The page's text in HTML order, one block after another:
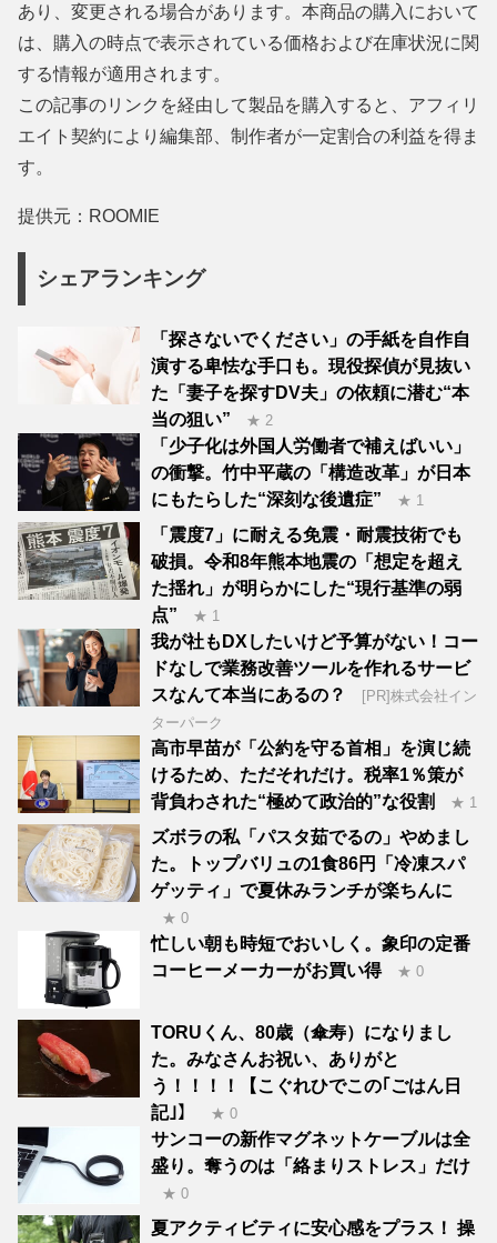
あり、変更される場合があります。本商品の購入において
は、購入の時点で表示されている価格および在庫状況に関
する情報が適用されます。
この記事のリンクを経由して製品を購入すると、アフィリ
エイト契約により編集部、制作者が一定割合の利益を得ま
す。
提供元：ROOMIE
シェアランキング
「探さないでください」の手紙を自作自
演する卑怯な手口も。現役探偵が見抜い
た「妻子を探すDV夫」の依頼に潜む“本
当の狙い”
★ 2
「少子化は外国人労働者で補えばいい」
の衝撃。竹中平蔵の「構造改革」が日本
にもたらした“深刻な後遺症”
★ 1
「震度7」に耐える免震・耐震技術でも
破損。令和8年熊本地震の「想定を超え
た揺れ」が明らかにした“現行基準の弱
点”
★ 1
我が社もDXしたいけど予算がない！コー
ドなしで業務改善ツールを作れるサービ
スなんて本当にあるの？
[PR]株式会社イン
ターパーク
高市早苗が「公約を守る首相」を演じ続
けるため、ただそれだけ。税率1％策が
背負わされた“極めて政治的”な役割
★ 1
ズボラの私「パスタ茹でるの」やめまし
た。トップバリュの1食86円「冷凍スパ
ゲッティ」で夏休みランチが楽ちんに
★ 0
忙しい朝も時短でおいしく。象印の定番
コーヒーメーカーがお買い得
★ 0
TORUくん、80歳（傘寿）になりまし
た。みなさんお祝い、ありがと
う！！！！【こぐれひでこの｢ごはん日
記｣】
★ 0
サンコーの新作マグネットケーブルは全
盛り。奪うのは「絡まりストレス」だけ
★ 0
夏アクティビティに安心感をプラス！ 操